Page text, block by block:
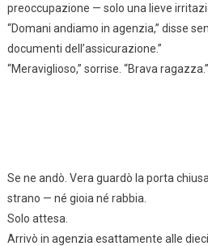
preoccupazione — solo una lieve
“Domani andiamo in agenzia,” disse
documenti dell’assicurazione.”
“Meraviglioso,” sorrise. “Brava ragazza.”
Se ne andò. Vera guardò la porta
strano — né gioia né rabbia.
Solo attesa.
Arrivò in agenzia esattamente alle